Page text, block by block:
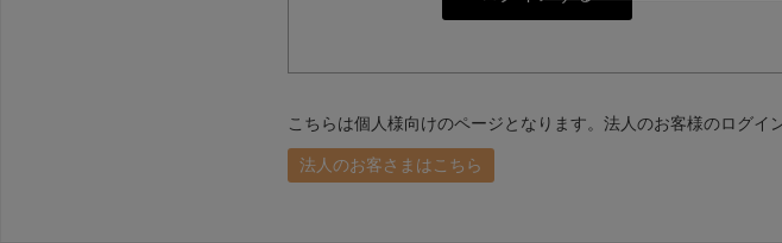
こちらは個人様向けのページとなります。法人のお客様のログイ
法人のお客さまはこちら